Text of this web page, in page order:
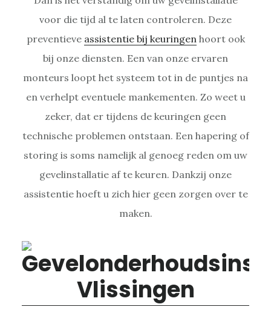
voor die tijd al te laten controleren. Deze
preventieve assistentie bij keuringen hoort ook
bij onze diensten. Een van onze ervaren
monteurs loopt het systeem tot in de puntjes na
en verhelpt eventuele mankementen. Zo weet u
zeker, dat er tijdens de keuringen geen
technische problemen ontstaan. Een hapering of
storing is soms namelijk al genoeg reden om uw
gevelinstallatie af te keuren. Dankzij onze
assistentie hoeft u zich hier geen zorgen over te
maken.